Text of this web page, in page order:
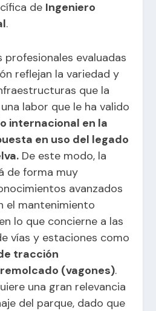
de Ingeniero
.
profesionales evaluadas
reflejan la variedad y
que la
labor que le ha valido
internacional en la
en uso del legado
De este modo, la
de forma muy
avanzados
el mantenimiento
lo que concierne a las
vías y estaciones como
tracción
(vagones).
una gran relevancia
del parque, dado que